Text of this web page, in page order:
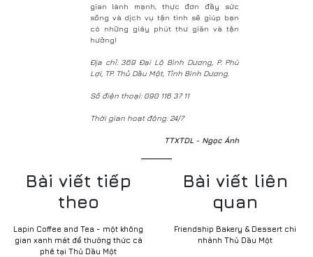
gian lành mạnh, thực đơn đầy sức
sống và dịch vụ tận tình sẽ giúp bạn
có những giây phút thư giãn và tận
hưởng!
Địa chỉ: 369 Đại Lộ Bình Dương, P. Phú
Lợi, TP. Thủ Dầu Một, Tỉnh Bình Dương.
Số điện thoại: 090 116 37 11
Thời gian hoạt động: 24/7
TTXTDL - Ngọc Ánh
Bài viết tiếp
theo
Lapin Coffee and Tea - một không
gian xanh mát để thưởng thức cà
phê tại Thủ Dầu Một
Bài viết liên
quan
Friendship Bakery & Dessert chi
nhánh Thủ Dầu Một